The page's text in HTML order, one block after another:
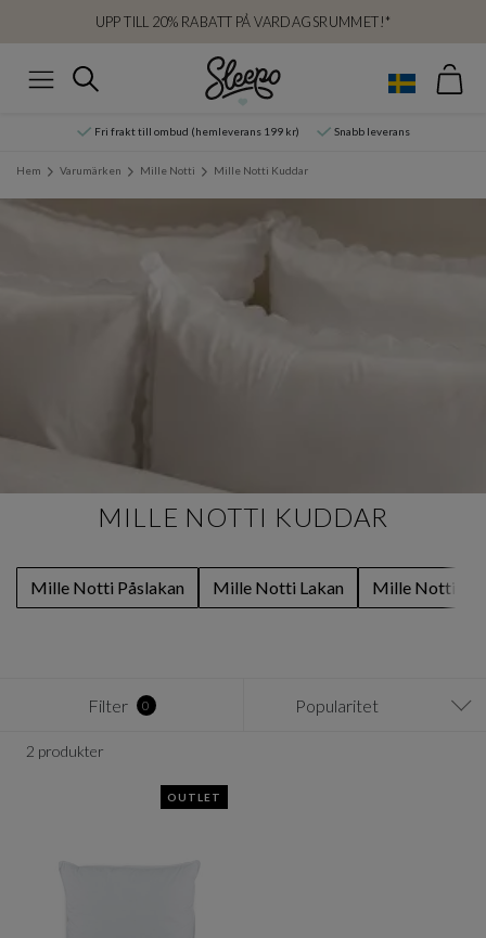
UPP TILL 20% RABATT PÅ VARDAGSRUMMET!*
Sök
Fri frakt till ombud (hemleverans 199 kr) Snabb leverans
Hem Varumärken Mille Notti Mille Notti Kuddar
MILLE NOTTI KUDDAR
Mille Notti Påslakan Mille Notti Lakan Mille Notti
Filter 0 Popularitet
2 produkter
OUTLET